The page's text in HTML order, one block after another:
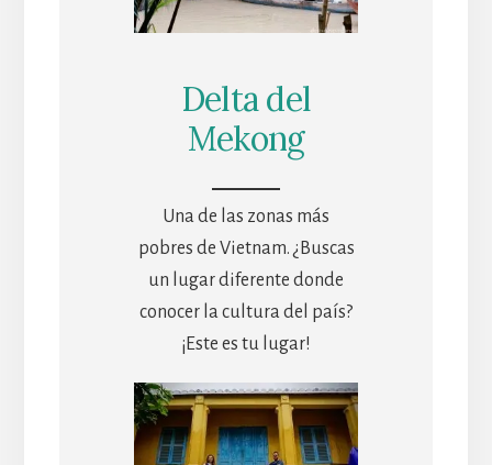
Delta del
Mekong
Una de las zonas más
pobres de Vietnam. ¿Buscas
un lugar diferente donde
conocer la cultura del país?
¡Este es tu lugar!